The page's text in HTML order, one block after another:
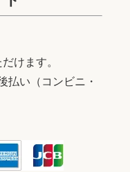
けます。
払い（コンビニ・